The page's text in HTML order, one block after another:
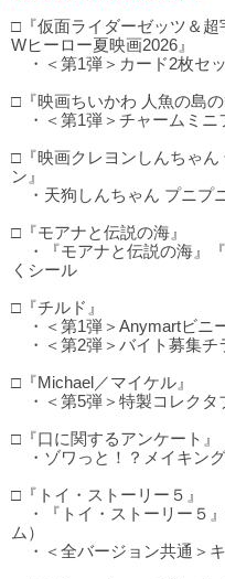
□『仮面ライダーゼッツ＆
Wヒーロー夏映画2026』
・＜第1弾＞カード2枚セ
□『映画ちいかわ 人魚の島の
・＜第1弾＞チャームミニ
□『映画クレヨンしんちゃ
ン』
・天狗しんちゃん プニプ
□『モアナと伝説の海』
・『モアナと伝説の海』
くシール
□『チルド』
・＜第1弾＞Anymartビニ
・＜第2弾＞バイト募集チ
□『Michael／マイケル』
・＜第5弾＞特製コレクタ
□『口に関するアンケート』
・ゾワっと！？メイキン
□『トイ・ストーリー５』
・『トイ・ストーリー５
ム）
・＜全バージョン共通＞